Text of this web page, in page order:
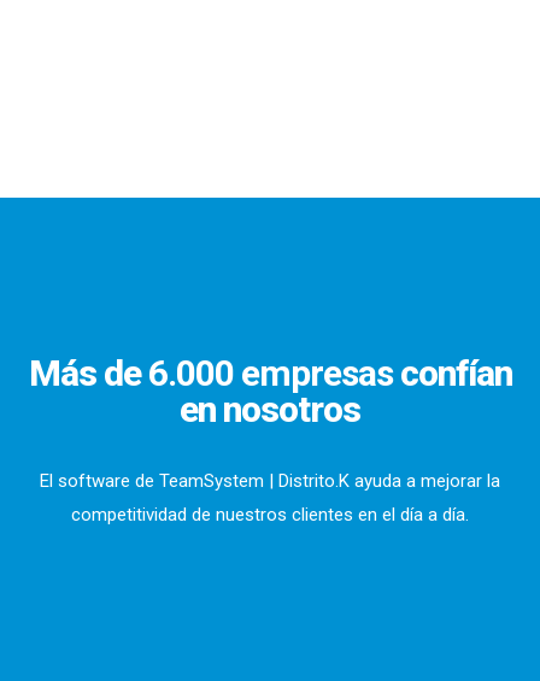
Más de6.000 empresasconfían
en nosotros
El software de TeamSystem | Distrito.K ayuda a mejorar la
competitividad de nuestros clientes en el día a día.